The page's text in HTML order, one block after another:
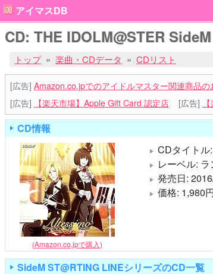
アイマスDB
CD: THE IDOLM@STER
トップ 楽曲・CDデータ CDリスト
[広告] Amazon.co.jpでのアイドルマスター関連商品
[広告]
【楽天市場】Apple Gift Card 認定店 [広告]
CD情報
(Amazon.co.jpで購入)
CDタイトル:
レーベル:
発売日:
価格: 1,980
SideM ST@RTING LINEシリーズのCD一覧